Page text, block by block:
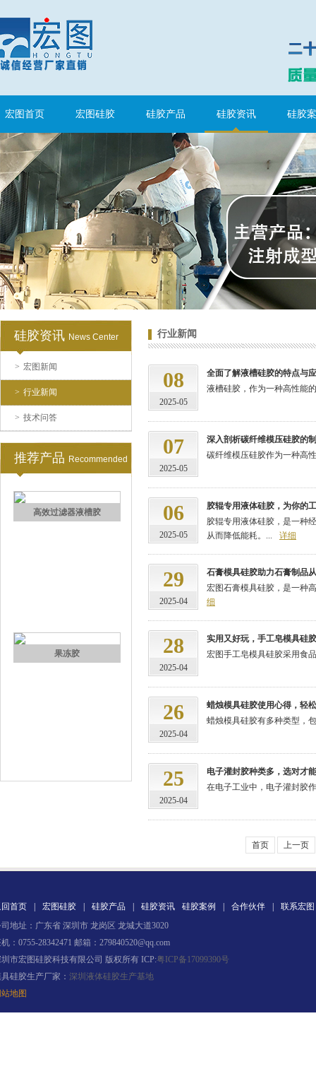
宏图首页 宏图硅胶 硅胶产品 硅胶资讯 硅胶
硅胶资讯 News Center
> 宏图新闻
> 行业新闻
> 技术问答
推荐产品 Recommended
注射硅胶
手板硅胶
高效过滤器液槽胶
果冻胶
环保电子灌封胶
行业新闻
08
2025-05
全面了解液槽硅胶的特点与
液槽硅胶，作为一种高性能
07
2025-05
深入剖析碳纤维模压硅胶的
碳纤维模压硅胶作为一种高
06
2025-05
胶辊专用液体硅胶，为你的
胶辊专用液体硅胶，是一种
从而降低能耗。...
详细
29
2025-04
石膏模具硅胶助力石膏制品
宏图石膏模具硅胶，是一种
细
28
2025-04
实用又好玩，手工皂模具硅
宏图手工皂模具硅胶采用食
26
2025-04
蜡烛模具硅胶使用心得，轻
蜡烛模具硅胶有多种类型，
25
2025-04
电子灌封胶种类多，选对才
在电子工业中，电子灌封胶
首页 上一页
首页 宏图硅胶 硅胶产品 硅胶资讯 硅胶案例 合作伙伴
联系宏图
地址：广东省 深圳市 龙岗区 龙城大道3020
：0755-28342471 邮箱：279840520@qq.com
市宏图硅胶科技有限公司 版权所有 ICP:粤ICP备17099390号
硅胶生产厂家： 深圳液体硅胶生产基地
地图